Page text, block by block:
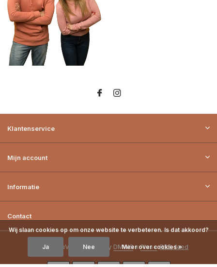
Klantenservice
Mijn account
Informatie
Contact
© 2026 LouVik - Theme By DMWSxPlus+ RSS-feed
Wij slaan cookies op om onze website te verbeteren. Is dat akkoord?
Ja Nee Meer over cookies »